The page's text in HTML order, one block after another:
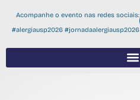
Acompanhe o evento nas redes sociais:
#alergiausp2026 #jornadaalergiausp2026